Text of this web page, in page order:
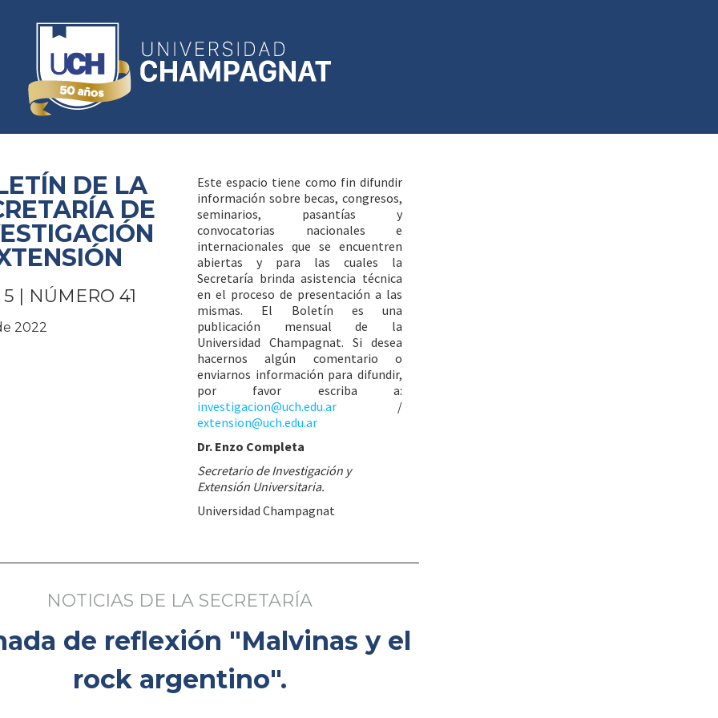
DE LA
DE
| NÚMERO 41
2022
Este espacio tiene como fin difundir
información sobre becas, congresos,
seminarios, pasantías y
convocatorias nacionales e
internacionales que se encuentren
abiertas y para las cuales la
Secretaría brinda asistencia técnica
en el proceso de presentación a las
mismas. El Boletín es una
publicación mensual de la
Universidad Champagnat. Si desea
hacernos algún comentario o
enviarnos información para difundir,
por favor escriba a:
investigacion@uch.edu.ar /
extension@uch.edu.ar
Dr. Enzo Completa
Secretario de Investigación y
Extensión Universitaria.
Universidad Champagnat
NOTICIAS DE LA SECRETARÍA
de reflexión "Malvinas y el
rock argentino".